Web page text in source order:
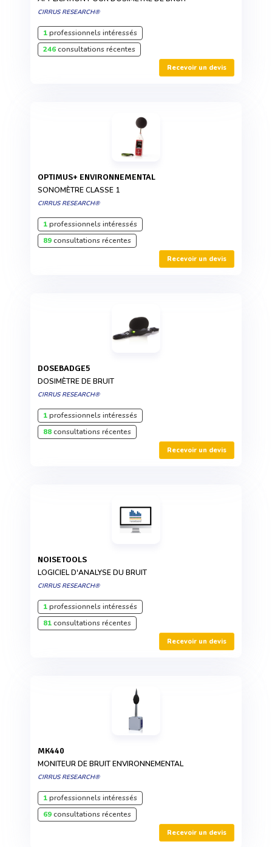
CIRRUS RESEARCH®
1professionnels intéressés
246consultations récentes
Recevoir un devis
OPTIMUS+ ENVIRONNEMENTAL
SONOMÈTRE CLASSE 1
CIRRUS RESEARCH®
1professionnels intéressés
89consultations récentes
Recevoir un devis
DOSEBADGE5
DOSIMÈTRE DE BRUIT
CIRRUS RESEARCH®
1professionnels intéressés
88consultations récentes
Recevoir un devis
NOISETOOLS
LOGICIEL D'ANALYSE DU BRUIT
CIRRUS RESEARCH®
1professionnels intéressés
81consultations récentes
Recevoir un devis
MK440
MONITEUR DE BRUIT ENVIRONNEMENTAL
CIRRUS RESEARCH®
1professionnels intéressés
69consultations récentes
Recevoir un devis